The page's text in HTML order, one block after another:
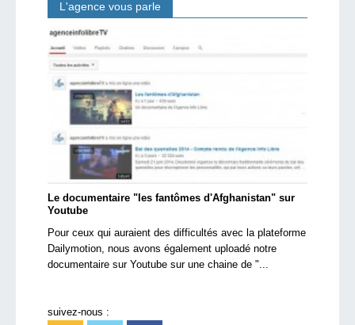
L'agence vous parle
Le documentaire "les fantômes d'Afghanistan" sur
Youtube
Pour ceux qui auraient des difficultés avec la plateforme
Dailymotion, nous avons également uploadé notre
documentaire sur Youtube sur une chaine de "...
suivez-nous :